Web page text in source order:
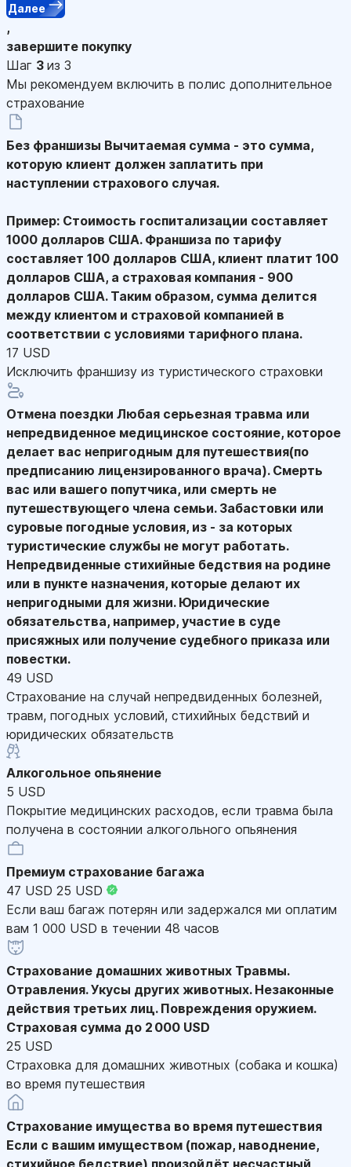
Далее
,
завершите покупку
Шаг 3 из 3
Мы рекомендуем включить в полис дополнительное
страхование
Без франшизы Вычитаемая сумма - это сумма,
которую клиент должен заплатить при
наступлении страхового случая.
Пример: Стоимость госпитализации составляет
1000 долларов США. Франшиза по тарифу
составляет 100 долларов США, клиент платит 100
долларов США, а страховая компания - 900
долларов США. Таким образом, сумма делится
между клиентом и страховой компанией в
соответствии с условиями тарифного плана.
17 USD
Исключить франшизу из туристического страховки
Отмена поездки Любая серьезная травма или
непредвиденное медицинское состояние, которое
делает вас непригодным для путешествия(по
предписанию лицензированного врача). Смерть
вас или вашего попутчика, или смерть не
путешествующего члена семьи. Забастовки или
суровые погодные условия, из - за которых
туристические службы не могут работать.
Непредвиденные стихийные бедствия на родине
или в пункте назначения, которые делают их
непригодными для жизни. Юридические
обязательства, например, участие в суде
присяжных или получение судебного приказа или
повестки.
49 USD
Страхование на случай непредвиденных болезней,
травм, погодных условий, стихийных бедствий и
юридических обязательств
Алкогольное опьянение
5 USD
Покрытие медицинских расходов, если травма была
получена в состоянии алкогольного опьянения
Премиум страхование багажа
47 USD 25 USD
Если ваш багаж потерян или задержался ми оплатим
вам 1 000 USD в течении 48 часов
Страхование домашних животных Травмы.
Отравления. Укусы других животных. Незаконные
действия третьих лиц. Повреждения оружием.
Страховая сумма до 2 000 USD
25 USD
Страховка для домашних животных (собака и кошка)
во время путешествия
Страхование имущества во время путешествия
Если с вашим имуществом (пожар, наводнение,
стихийное бедствие) произойдёт несчастный